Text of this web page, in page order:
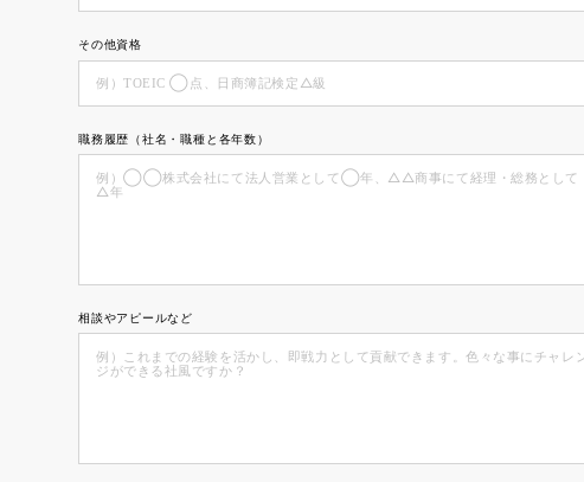
その他資格
職務履歴（社名・職種と各年数）
相談やアピールなど